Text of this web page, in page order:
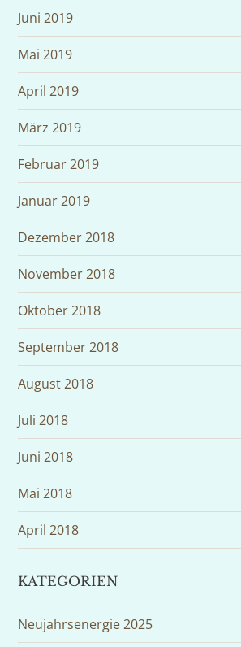
Juni 2019
Mai 2019
April 2019
März 2019
Februar 2019
Januar 2019
Dezember 2018
November 2018
Oktober 2018
September 2018
August 2018
Juli 2018
Juni 2018
Mai 2018
April 2018
KATEGORIEN
Neujahrsenergie 2025